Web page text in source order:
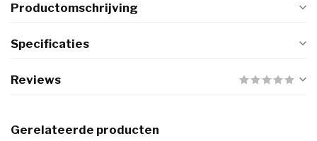
Productomschrijving
Specificaties
Reviews
Gerelateerde producten